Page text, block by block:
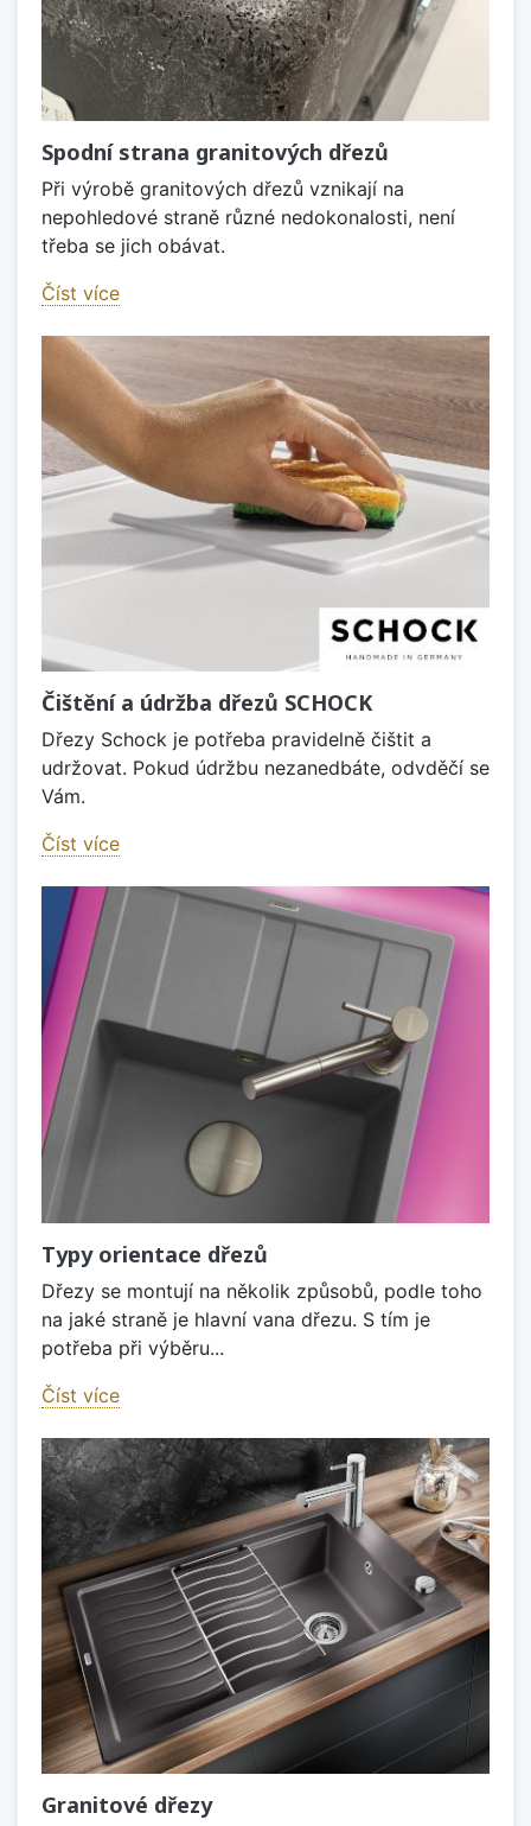
Spodní strana granitových dřezů
Při výrobě granitových dřezů vznikají na
nepohledové straně různé nedokonalosti, není
třeba se jich obávat.
Číst více
Čištění a údržba dřezů SCHOCK
Dřezy Schock je potřeba pravidelně čištit a
udržovat. Pokud údržbu nezanedbáte, odvděčí se
Vám.
Číst více
Typy orientace dřezů
Dřezy se montují na několik způsobů, podle toho
na jaké straně je hlavní vana dřezu. S tím je
potřeba při výběru...
Číst více
Granitové dřezy